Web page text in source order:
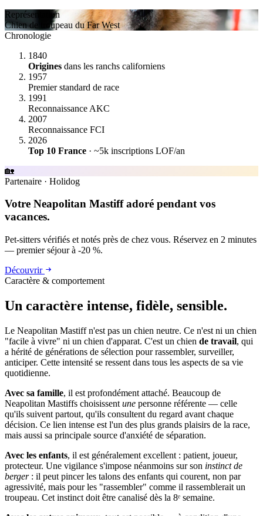
Représentation
Chien de troupeau du Far West
Chronologie
1840
Origines dans les ranchs californiens
1957
Premier standard de race
1991
Reconnaissance AKC
2007
Reconnaissance FCI
2026
Top 10 France · ~5k inscriptions LOF/an
🏡
Partenaire · Holidog
Votre Neapolitan Mastiff adoré pendant vos
vacances.
Pet-sitters vérifiés et notés près de chez vous. Réservez en 2 minutes
— premier séjour à -20 %.
Découvrir
Caractère & comportement
Un caractère intense, fidèle, sensible.
Le Neapolitan Mastiff n'est pas un chien neutre. Ce n'est ni un chien
"facile à vivre" ni un chien d'apparat. C'est un chien de travail, qui
a hérité de générations de sélection pour rassembler, surveiller,
anticiper. Cette intensité se ressent dans tous les aspects de sa vie
quotidienne.
Avec sa famille, il est profondément attaché. Beaucoup de
Neapolitan Mastiffs choisissent une personne référente — celle
qu'ils suivent partout, qu'ils consultent du regard avant chaque
décision. Ce lien intense est l'un des plus grands plaisirs de la race,
mais aussi sa principale source d'anxiété de séparation.
Avec les enfants, il est généralement excellent : patient, joueur,
protecteur. Une vigilance s'impose néanmoins sur son instinct de
berger: il peut pincer les talons des enfants qui courent, non par
agressivité, mais pour les "rassembler" comme il rassemblerait un
troupeau. Cet instinct doit être canalisé dès la 8ᵉ semaine.